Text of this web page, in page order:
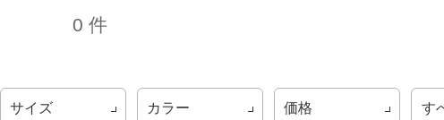
0 件
サイズ カラー 価格 す